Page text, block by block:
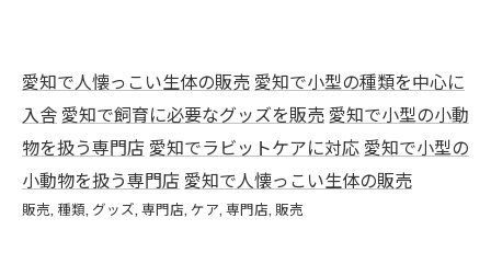
愛知で人懐っこい生体の販売 愛知で小型の種類を中心に
入舎 愛知で飼育に必要なグッズを販売 愛知で小型の小動
物を扱う専門店 愛知でラビットケアに対応 愛知で小型の
小動物を扱う専門店 愛知で人懐っこい生体の販売
販売 種類 グッズ 専門店 ケア 専門店 販売